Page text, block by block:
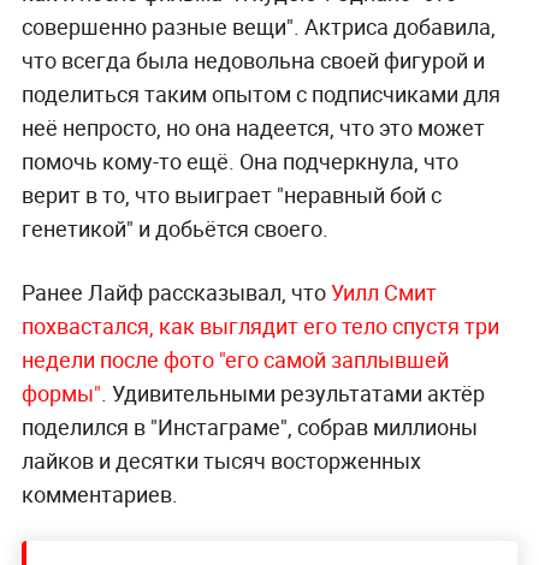
совершенно разные вещи". Актриса добавила,
что всегда была недовольна своей фигурой и
поделиться таким опытом с подписчиками для
неё непросто, но она надеется, что это может
помочь кому-то ещё. Она подчеркнула, что
верит в то, что выиграет "неравный бой с
генетикой" и добьётся своего.
Ранее Лайф рассказывал, чтоУилл Смит
похвастался, как выглядит его тело спустя три
недели после фото "его самой заплывшей
формы" . Удивительными результатами актёр
поделился в "Инстаграме", собрав миллионы
лайков и десятки тысяч восторженных
комментариев.